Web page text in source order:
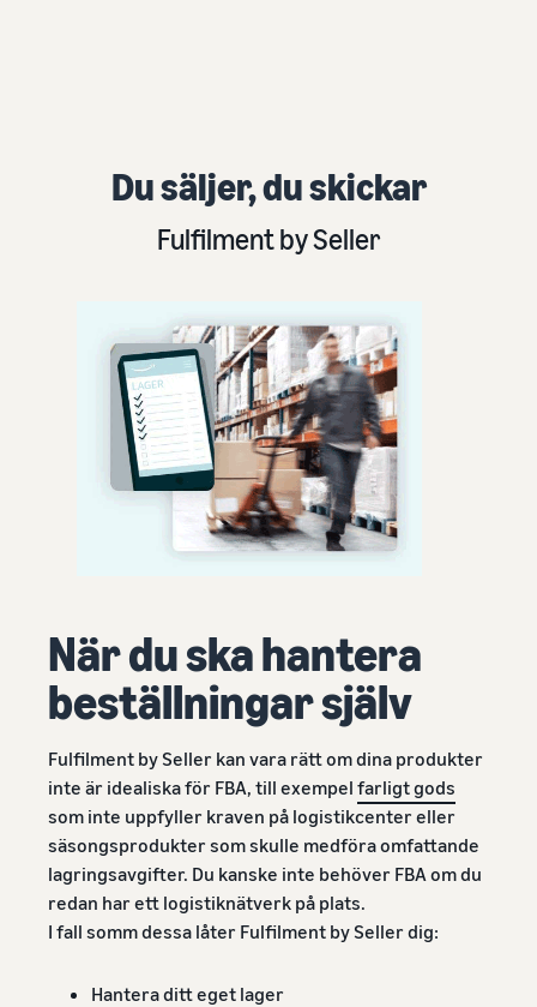
Du säljer, du skickar
Fulfilment by Seller
När du ska hantera
beställningar själv
Fulfilment by Seller kan vara rätt om dina produkter
inte är idealiska för FBA, till exempel farligt gods
som inte uppfyller kraven på logistikcenter eller
säsongsprodukter som skulle medföra omfattande
lagringsavgifter. Du kanske inte behöver FBA om du
redan har ett logistiknätverk på plats.
I fall somm dessa låter Fulfilment by Seller dig:
Hantera ditt eget lager